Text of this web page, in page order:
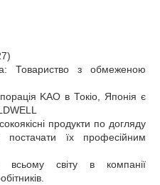
Товариство з обмеженою
KAO в Токіо, Японія є
продукти по догляду
їх професійним
всьому світу в компанії